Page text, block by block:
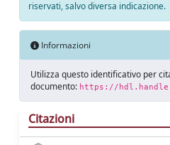
riservati, salvo diversa indicazione.
Informazioni
Utilizza questo identificativo per
documento: https://
Citazioni